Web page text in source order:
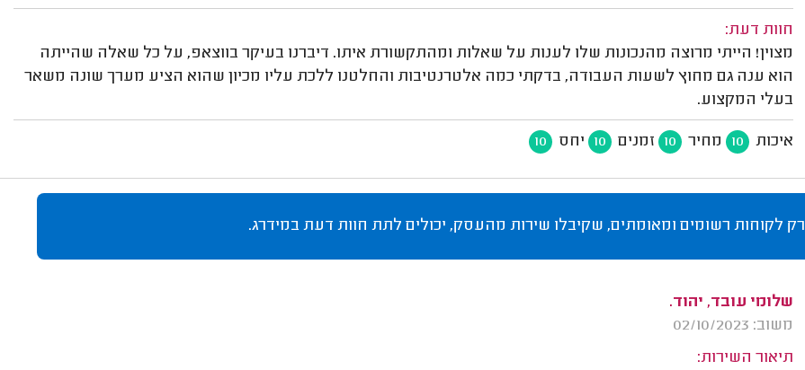
חוות דעת:
מצוין! הייתי מרוצה מהנכונות שלו לענות על שאלות ומהתקשורת איתו. דיברנו בעיקר בווצאפ, על כל שאלה שהייתה
הוא ענה גם מחוץ לשעות העבודה, בדקתי כמה אלטרנטיבות והחלטנו ללכת עליו מכיון שהוא הציע מערך שונה משאר
בעלי המקצוע.
איכות 10 מחיר 10 זמנים 10 יחס 10
רק לקוחות רשומים ומאומתים, שקיבלו שירות מהעסק, יכולים לתת חוות דעת במידרג.
שלומי עובד, יהוד.
משוב: 02/10/2023
תיאור השירות: